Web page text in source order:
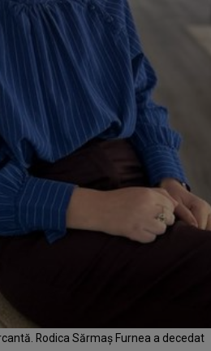
Rodica Sărmaș Furnea a decedat